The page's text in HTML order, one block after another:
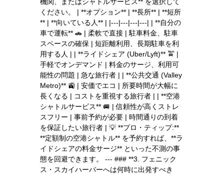
ください。 | **オプション** | **長所** | **短所
** | **向いている人** | |---|---|---|---| | **自分の
車で運転** 🚗 | 柔軟で直接 | 駐車料金、駐車
スペースの確保 | 短距離利用、長期駐車を利
用する人 | | **ライドシェア (Uber/Lyft)** 🚖 |
手軽でオンデマンド | 料金のサージ、利用可
能性の問題 | 急な旅行者 | | **公共交通 (Valley
Metro)** 🚉 | 安価でエコ | 所要時間が大幅に
長くなる | コストを重視する旅行者 | | **空港
シャトルサービス** 🚐 | 信頼性が高くストレ
スフリー | 事前予約が必要 | 時間通りの到着
を保証したい旅行者 | 💡 **プロ・ティップ:**
**定額制の空港シャトル** を予約すれば、**ラ
イドシェアの料金サージ** といった不測の事
態を回避できます。 --- ### **3. フェニック
ス・スカイハーバーへは何時に出発すべき